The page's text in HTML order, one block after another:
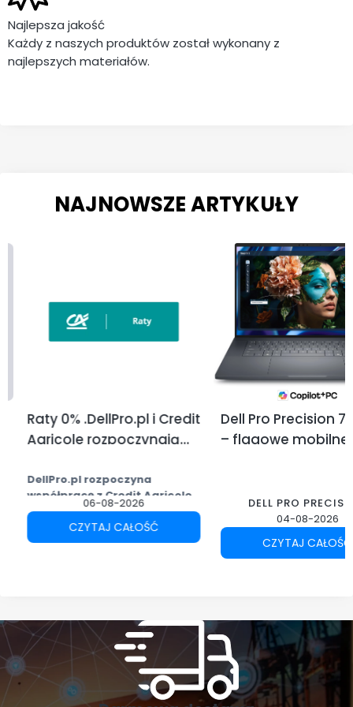
Najlepsza jakość
Każdy z naszych produktów został wykonany z
najlepszych materiałów.
NAJNOWSZE ARTYKUŁY
06-08-2026
Raty 0% .DellPro.pl i Credit
Agricole rozpoczynają
DellPro.pl rozpoczyna
współpracę z Credit Agricole.
Przez miesiąc raty 0%!
Mamy przyjemność
finansowania zakupów sprzętu IT.
Z okazji rozpoczęcia współpracy
przygotowaliśmy specjalną
promocję. Przez najbliższy
miesiąc wybrane zakupy można
CZYTAJ CAŁOŚĆ
DELL PRO
04-08-2026
Dell Pro Precision 7
– flagowe mobilne
CZYTAJ CAŁOŚĆ